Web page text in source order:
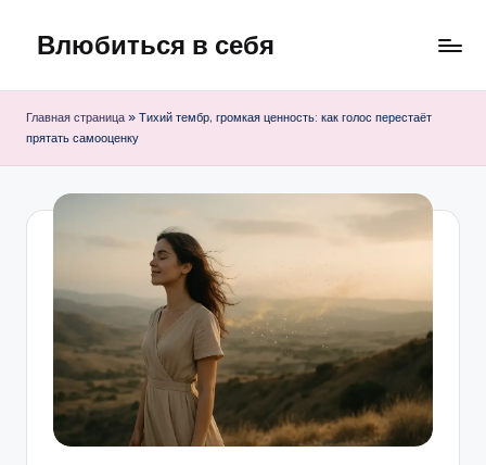
Перейти
содержимому
Влюбиться в себя
Главная страница » Тихий тембр, громкая ценность: как голос перестаёт
прятать самооценку